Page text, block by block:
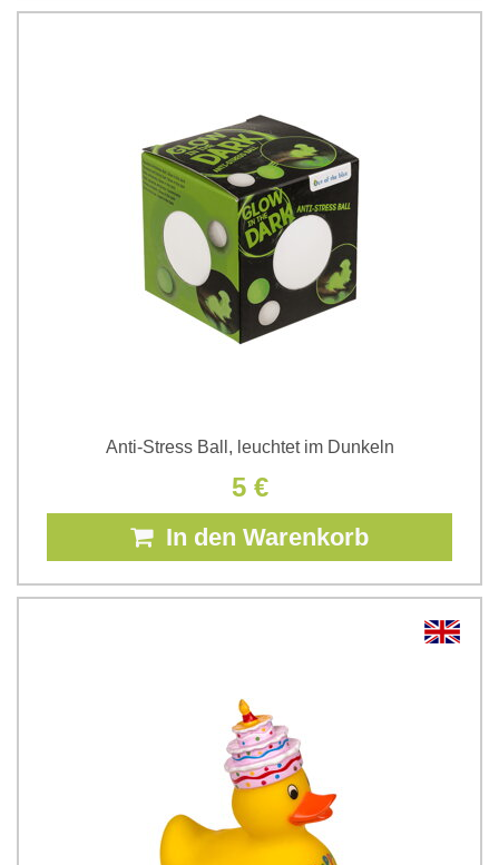
Anti-Stress Ball, leuchtet im Dunkeln
5 €
In den Warenkorb